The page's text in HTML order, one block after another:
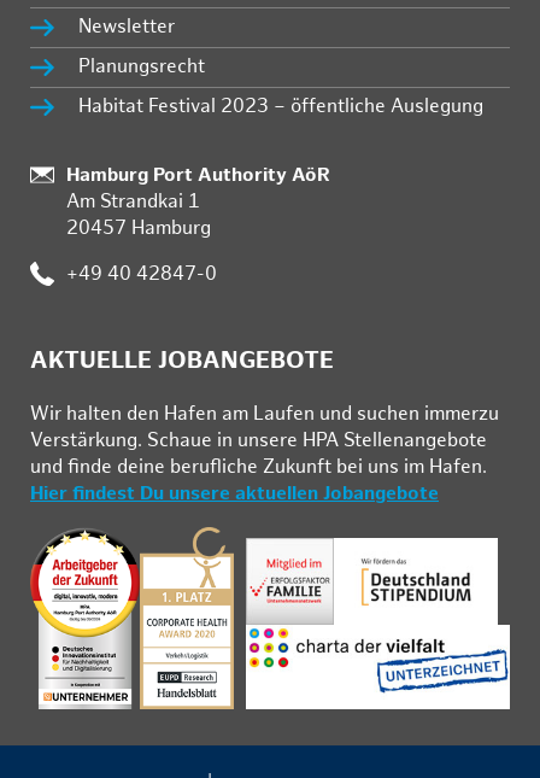
Newsletter
Planungsrecht
Habitat Festival 2023 – öffentliche Auslegung
Standort:
Hamburg Port Authority AöR
Am Strandkai 1
20457 Hamburg
Telefon:
+49 40 42847-0
AKTUELLE JOBANGEBOTE
Wir hal­ten den Ha­fen am Lau­fen und su­chen im­mer­zu
Ver­stär­kung. Schau­e in un­se­re HPA Stel­len­an­ge­bo­te
und fin­de deine be­ruf­li­che Zu­kunft bei uns im Ha­fen.
Hier findest Du unsere aktuellen Jobangebote